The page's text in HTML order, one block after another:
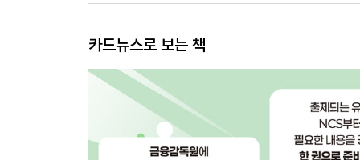
카드뉴스로 보는 책